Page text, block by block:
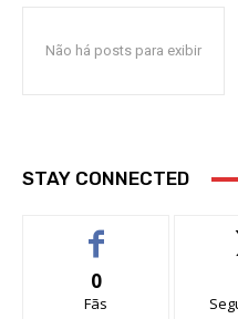
Não há posts para exibir
STAY CONNECTED
0
Fãs